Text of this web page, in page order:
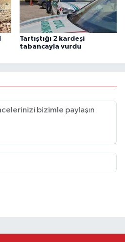
Tartıştığı 2 kardeşi
tabancayla vurdu